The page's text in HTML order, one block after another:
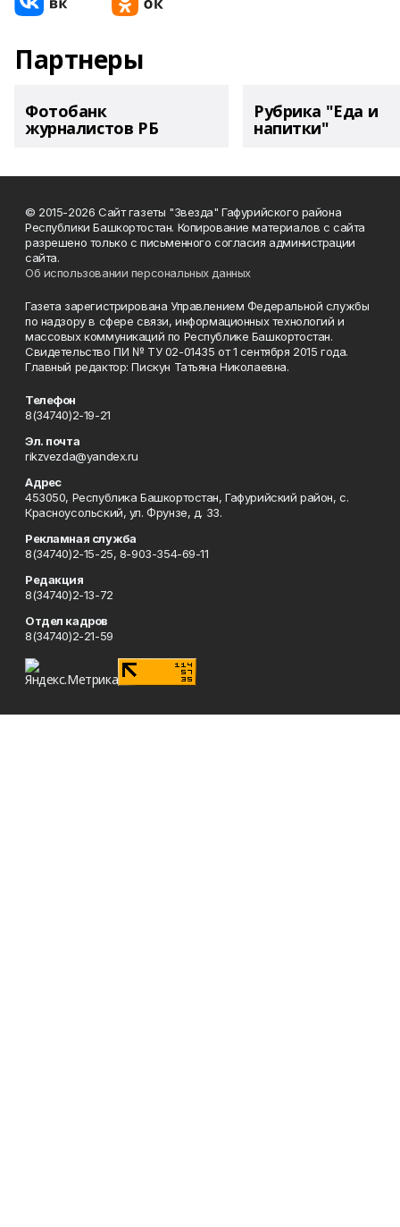
Партнеры
Фотобанк
журналистов РБ
Рубрика "Еда и
напитки"
© 2015-2026 Сайт газеты "Звезда" Гафурийского района
Республики Башкортостан. Копирование материалов с сайта
разрешено только с письменного согласия администрации
сайта.
Об использовании персональных данных
Газета зарегистрирована Управлением Федеральной службы
по надзору в сфере связи, информационных технологий и
массовых коммуникаций по Республике Башкортостан.
Свидетельство ПИ № ТУ 02-01435 от 1 сентября 2015 года.
Главный редактор: Пискун Татьяна Николаевна.
Телефон
8(34740)2-19-21
Эл. почта
rikzvezda@yandex.ru
Адрес
453050, Республика Башкортостан, Гафурийский район, с.
Красноусольский, ул. Фрунзе, д. 33.
Рекламная служба
8(34740)2-15-25, 8-903-354-69-11
Редакция
8(34740)2-13-72
Отдел кадров
8(34740)2-21-59